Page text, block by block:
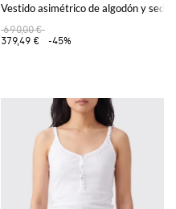
Vestido asimétrico de algodón y seda
690,00 €
379,49 €
-45%